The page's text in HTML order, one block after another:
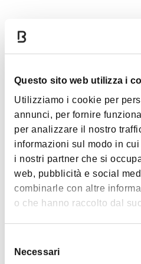
Questo sito web utilizza i
Utilizziamo i cookie per
annunci, per fornire
per analizzare il nostro
informazioni sul modo in
i nostri partner che si
web, pubblicità e social
combinarle con altre
o che hanno raccolto dal
delNecessari
Horaires
Tour Asinelli
actuellement fermé au public
Tour Garisenda
Pas accessible.